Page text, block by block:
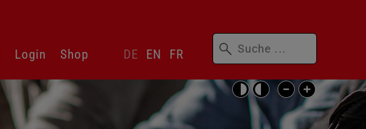
Barrierefrei-
Einstellungen
überspringen
Login Shop
überspringen
DE EN FR
Suchbegriffe